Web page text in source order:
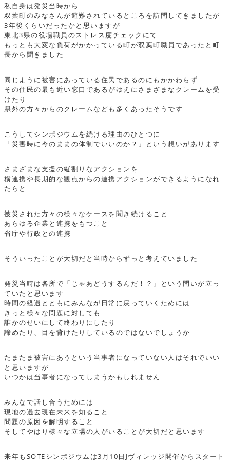
私自身は発災当時から
双葉町のみなさんが避難されているところを訪問してきましたが
3年後くらいだったかと思いますが
東北3県の役場職員のストレス度チェックにて
もっとも大変な負荷がかかっている町が双葉町職員であったと町
長から聞きました
同じように被害にあっている住民であるのにもかかわらず
その住民の最も近い窓口であるがゆえにさまざまなクレームを受
けたり
県外の方々からのクレームなども多くあったそうです
こうしてシンポジウムを続ける理由のひとつに
「災害時に今のままの体制でいいのか？」という想いがあります
さまざまな支援の縦割りなアクションを
横連携や長期的な観点からの連携アクションができるようになれ
たらと
被災された方々の様々なケースを聞き続けること
あらゆる企業と連携をもつこと
省庁や行政との連携
そういったことが大切だと当時からずっと考えていました
発災当時は各所で「じゃあどうするんだ！？」という問いが立っ
ていたと思います
時間の経過とともにみんなが日常に戻っていくためには
きっと様々な問題に対しても
誰かのせいにして終わりにしたり
諦めたり、目を背けたりしているのではないでしょうか
たまたま被害にあうという当事者になっていない人はそれでいい
と思いますが
いつかは当事者になってしまうかもしれません
みんなで話し合うためには
現地の過去現在未来を知ること
問題の原因を解明すること
そしてやはり様々な立場の人がいることが大切だと思います
来年もSOTEシンポジウムは3月10日Jヴィレッジ開催からスタート